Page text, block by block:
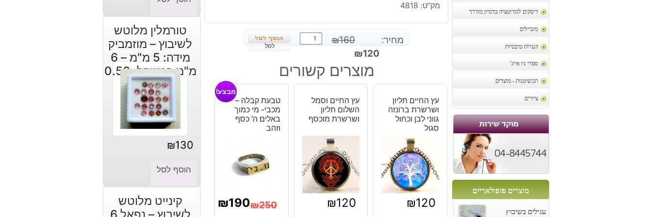
דיסקים למדיטציה בדמיון מודרך
מוביילים
קערות טיבטיות
ספרי ניו אייג'
תכשיטנות - מוצרים
ציורים
מוצרים פופולאריים
עגילים בשיבוץ
מק"ט: 4818
מחיר: ₪160
המחיר
המקורי
היה:
₪120
המחיר
הנוכחי
הוא:
כמות
של
מגן
דוד
אבן
גרנט
לסל
מוצרים קשורים
עץ החיים תליון
ושרשרת ברונזה
גווני לבן וכחול
סגול
₪120
עץ החיים וסמל
השלום תליון
ושרשרת מוכסף
₪120
טבעת קבלה –
מכבי- מי כמוך
באלים ה' כסף
וזהב
מבצע!
₪250
₪190
טורמלין מלוטש
לשיבוץ – מוזמביק
מידה: 5 מ"מ – 6
מ"מ במשקל: 0.50
קרט
₪130
הוסף לסל
קינייט מלוטש
לשיבוץ – נפאל 6